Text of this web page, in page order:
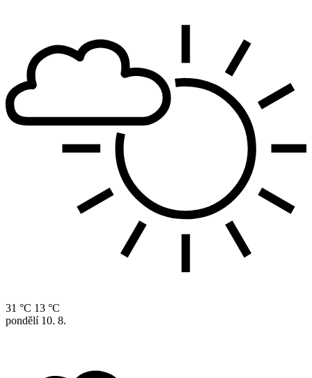
31 °C 13 °C
pondělí 10. 8.